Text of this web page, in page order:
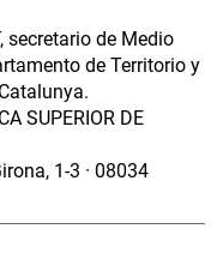
secretario de Medio
de Territorio y
SUPERIOR DE
1-3 · 08034